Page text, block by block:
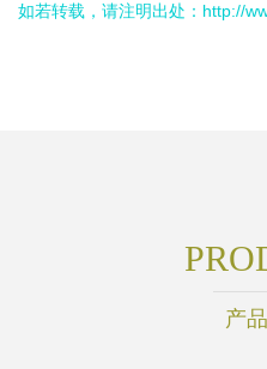
如若转载，请注明出处：http://
产